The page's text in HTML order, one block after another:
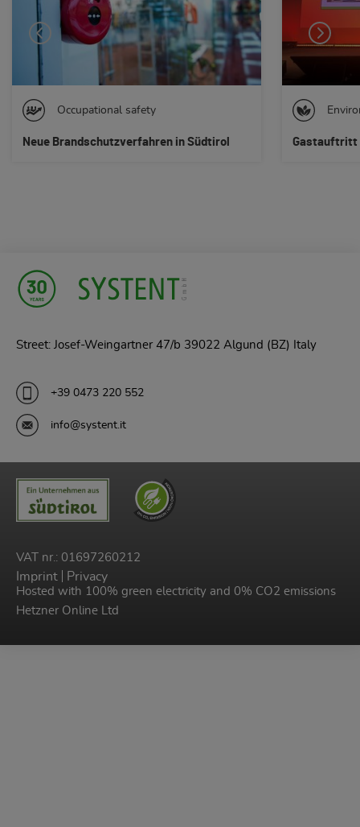
Environment protection
Gastauftritt bei der Klimahouse
Street: Josef-Weingartner 47/b 39022 Algund (BZ) Italy
+39 0473 220 552
info@systent.it
VAT nr.: 01697260212
Imprint Privacy
Hosted with 100% green electricity and 0% CO2 emissions
Hetzner Online Ltd